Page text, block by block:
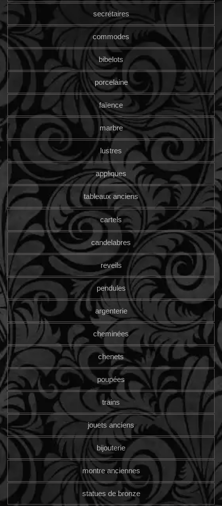
secrétaires
commodes
bibelots
porcelaine
faïence
marbre
lustres
appliques
tableaux anciens
cartels
candelabres
reveils
pendules
argenterie
cheminées
chenets
poupées
trains
jouets anciens
bijouterie
montre anciennes
statues de bronze